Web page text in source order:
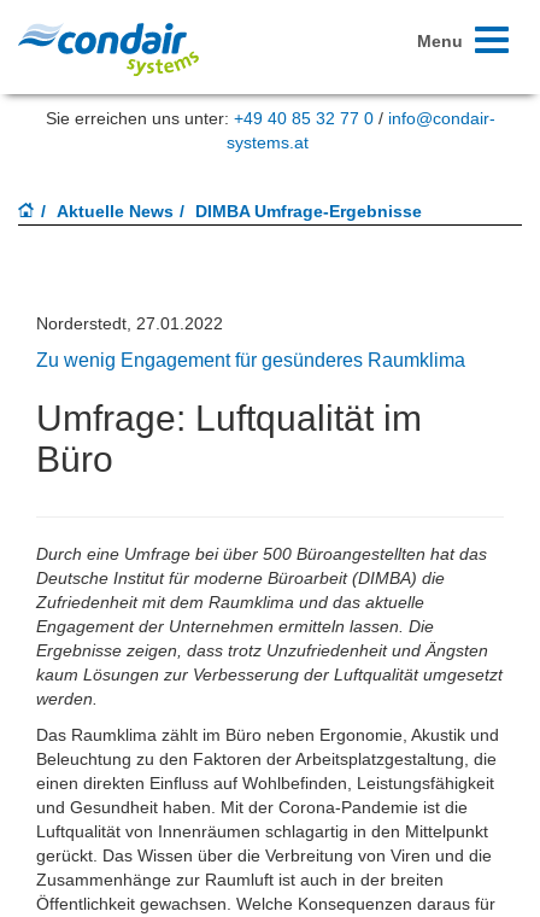
Toggle
Menu
Sie erreichen uns unter: +49 40 85 32 77 0/ info@condair-
systems.at
Aktuelle News DIMBA Umfrage-Ergebnisse
Norderstedt, 27.01.2022
Zu wenig Engagement für gesünderes Raumklima
Umfrage: Luftqualität im
Büro
Durch eine Umfrage bei über 500 Büroangestellten hat das
Deutsche Institut für moderne Büroarbeit (DIMBA) die
Zufriedenheit mit dem Raumklima und das aktuelle
Engagement der Unternehmen ermitteln lassen. Die
Ergebnisse zeigen, dass trotz Unzufriedenheit und Ängsten
kaum Lösungen zur Verbesserung der Luftqualität umgesetzt
werden.
Das Raumklima zählt im Büro neben Ergonomie, Akustik und
Beleuchtung zu den Faktoren der Arbeitsplatzgestaltung, die
einen direkten Einfluss auf Wohlbefinden, Leistungsfähigkeit
und Gesundheit haben. Mit der Corona-Pandemie ist die
Luftqualität von Innenräumen schlagartig in den Mittelpunkt
gerückt. Das Wissen über die Verbreitung von Viren und die
Zusammenhänge zur Raumluft ist auch in der breiten
Öffentlichkeit gewachsen. Welche Konsequenzen daraus für